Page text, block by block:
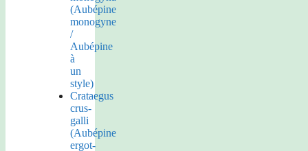
(Aubépine
monogyne
/
Aubépine
à
un
style)
Crataegus
crus-
galli
(Aubépine
ergot-